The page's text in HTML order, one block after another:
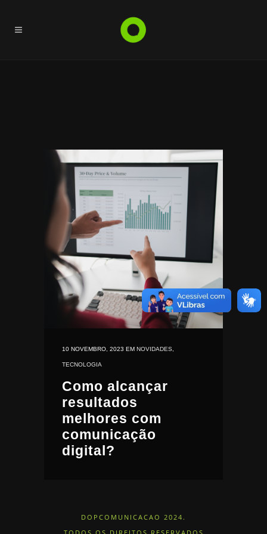
10 NOVEMBRO, 2023 EM NOVIDADES
TECNOLOGIA
Como alcançar
resultados
melhores com
comunicação
digital?
DOPCOMUNICACAO 2024.